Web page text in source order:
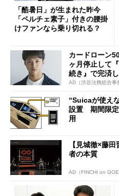
「酷暑日」が生まれた昨今
「ペルチェ素子」付きの腰掛
けファンなら乗り切れる？
カードローン
ヶ月停止して
続き』で完済し
AD（渋谷法務総合事
“Suicaが使え
設置 期間限定
用
【見城徹×藤
者の本質
AD（FINCHI on